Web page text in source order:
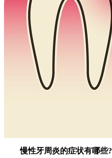
慢性牙周炎的症状有哪些?